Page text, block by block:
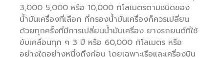
3,000 5,000 หรือ 10,000 กิโลเมตรตามชนิดของ
น้ำมันเครื่องที่เลือก ที่กรองน้ำมันเครื่องก็ควรเปลี่ยน
ด้วยทุกครั้งที่มีการเปลี่ยนน้ำมันเครื่อง ยางรถยนต์ที่ใช้
ขับเคลื่อนทุก ๆ 3 ปี หรือ 60,000 กิโลเมตร หรือ
อย่างใดอย่างหนึ่งถึงก่อน โดยเฉพาะเรือและเครื่องบิน